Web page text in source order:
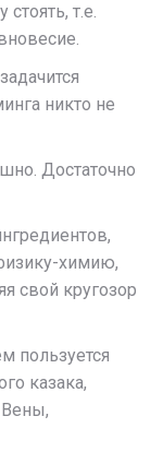
т.е.
никто не
Достаточно
химию,
свой кругозор
пользуется
казака,